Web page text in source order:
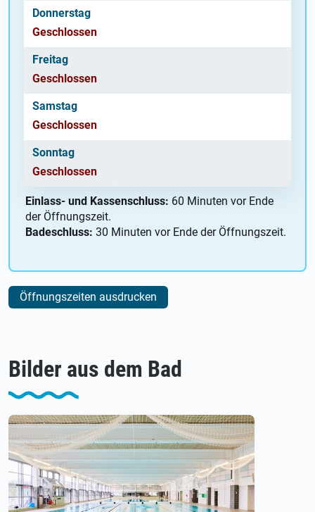
Donnerstag
Geschlossen
Freitag
Geschlossen
Samstag
Geschlossen
Sonntag
Geschlossen
Einlass- und Kassenschluss: 60 Minuten vor Ende
der Öffnungszeit.
Badeschluss: 30 Minuten vor Ende der Öffnungszeit.
Öffnungszeiten ausdrucken
Bilder aus dem Bad